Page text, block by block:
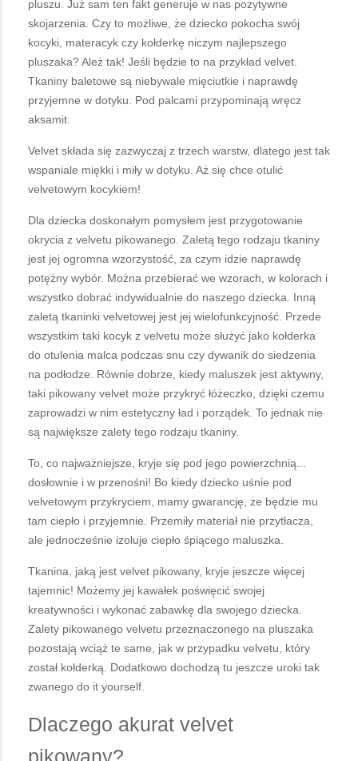
pluszu. Już sam ten fakt generuje w nas pozytywne
skojarzenia. Czy to możliwe, że dziecko pokocha swój
kocyki, materacyk czy kołderkę niczym najlepszego
pluszaka? Ależ tak! Jeśli będzie to na przykład velvet.
Tkaniny baletowe są niebywale mięciutkie i naprawdę
przyjemne w dotyku. Pod palcami przypominają wręcz
aksamit.
Velvet składa się zazwyczaj z trzech warstw, dlatego jest tak
wspaniale miękki i miły w dotyku. Aż się chce otulić
velvetowym kocykiem!
Dla dziecka doskonałym pomysłem jest przygotowanie
okrycia z velvetu pikowanego. Zaletą tego rodzaju tkaniny
jest jej ogromna wzorzystość, za czym idzie naprawdę
potężny wybór. Można przebierać we wzorach, w kolorach i
wszystko dobrać indywidualnie do naszego dziecka. Inną
zaletą tkaninki velvetowej jest jej wielofunkcyjność. Przede
wszystkim taki kocyk z velvetu może służyć jako kołderka
do otulenia malca podczas snu czy dywanik do siedzenia
na podłodze. Równie dobrze, kiedy maluszek jest aktywny,
taki pikowany velvet może przykryć łóżeczko, dzięki czemu
zaprowadzi w nim estetyczny ład i porządek. To jednak nie
są największe zalety tego rodzaju tkaniny.
To, co najważniejsze, kryje się pod jego powierzchnią...
dosłownie i w przenośni! Bo kiedy dziecko uśnie pod
velvetowym przykryciem, mamy gwarancję, że będzie mu
tam ciepło i przyjemnie. Przemiły materiał nie przytłacza,
ale jednocześnie izoluje ciepło śpiącego maluszka.
Tkanina, jaką jest velvet pikowany, kryje jeszcze więcej
tajemnic! Możemy jej kawałek poświęcić swojej
kreatywności i wykonać zabawkę dla swojego dziecka.
Zalety pikowanego velvetu przeznaczonego na pluszaka
pozostają wciąż te same, jak w przypadku velvetu, który
został kołderką. Dodatkowo dochodzą tu jeszcze uroki tak
zwanego do it yourself.
Dlaczego akurat velvet
pikowany?